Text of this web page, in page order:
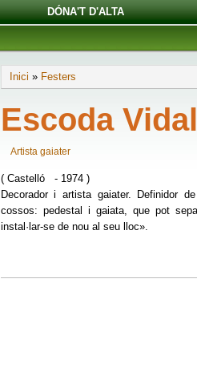
DÓNA'T D'ALTA
Inici » Festers
Escoda
Artista gaiater
( Castelló - 1974 )
Decorador i artista gaiater. Definidor
cossos: pedestal i gaiata, que pot
instal·lar-se de nou al seu lloc».